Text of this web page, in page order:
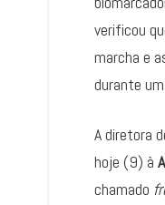
verificou
marcha e
durante
A diretora
hoje (9) à
chamado